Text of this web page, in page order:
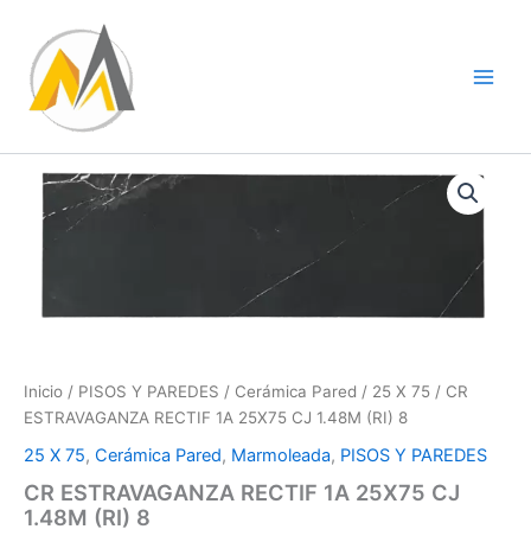
contenido
Inicio / PISOS Y PAREDES / Cerámica Pared / 25 X 75 / CR
ESTRAVAGANZA RECTIF 1A 25X75 CJ 1.48M (RI) 8
25 X 75, Cerámica Pared, Marmoleada, PISOS Y PAREDES
CR ESTRAVAGANZA RECTIF 1A 25X75 CJ
1.48M (RI) 8
ESTRAVAGANZA
RECTIF